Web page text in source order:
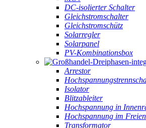
DC-isolierter Schalter
Gleichstromschalter
Gleichstromschütz
Solarregler
Solarpanel
PV-Kombinationsbox
Arrestor
Isolator
Blitzableiter
Hochspannung in
Hochspannung im Freien
Transformator